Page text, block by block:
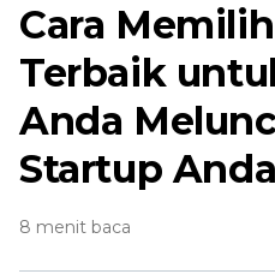
Cara
Terbaik
Anda
Startup Anda
8 menit baca